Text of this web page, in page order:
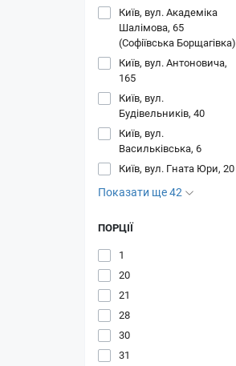
Київ, вул. Академіка
Шалімова, 65
(Софіївська Борщагівка)
Київ, вул. Антоновича,
165
Київ, вул.
Будівельників, 40
Київ, вул.
Васильківська, 6
Київ, вул. Гната Юри, 20
Показати ще 42
ПОРЦІЇ
1
20
21
28
30
31